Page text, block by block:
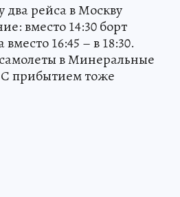
два рейса в Москву
вместо 14:30 борт
вместо 16:45 – в 18:30.
в Минеральные
прибытием тоже